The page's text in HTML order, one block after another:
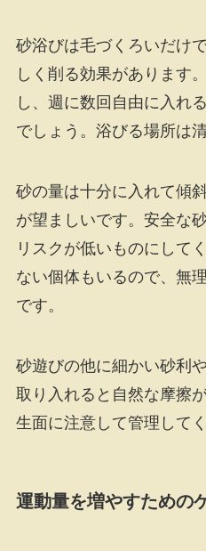
砂浴びは毛づくろいだけ
しく削る効果があります
し、週に数回自由に入れ
でしょう。浴びる場所は
砂の量は十分に入れて傾
が望ましいです。安全な
リスクが低いものにして
ない個体もいるので、無
です。
砂遊びの他に細かい砂利
取り入れると自然な摩擦
生面に注意して管理してく
運動量を増やすための